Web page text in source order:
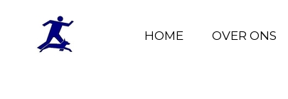
HOME OVER ONS
HOME OVER ONS